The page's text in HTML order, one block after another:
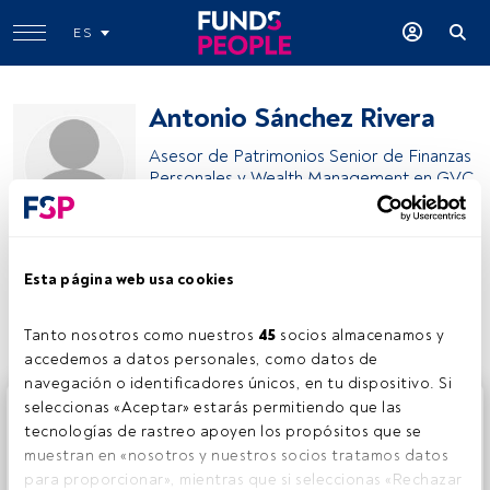
Esta página web usa cookies
Tanto nosotros como nuestros 45 socios almacenamos y
accedemos a datos personales, como datos de
navegación o identificadores únicos, en tu dispositivo. Si
seleccionas «Aceptar» estarás permitiendo que las
tecnologías de rastreo apoyen los propósitos que se
muestran en «nosotros y nuestros socios tratamos datos
para proporcionar», mientras que si seleccionas «Rechazar
ES
Antonio Sánchez Rivera
Asesor de Patrimonios Senior de Finanzas
Personales y Wealth Management en GVC
Compartir:
Este es un artículo exclusivo para los usuarios registrados
de FundsPeople. Si ya estás registrado, accede desde el
botón Login. Si aún no tienes cuenta, te invitamos a
registrarte y disfrutar de todo el universo que ofrece